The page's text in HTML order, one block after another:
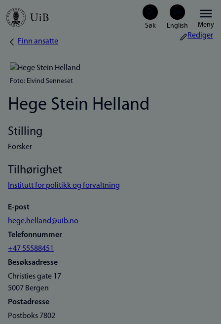
Hopp
Meny
Navigasjonssti
Finn ansatte
Rediger
Foto: Eivind Senneset
Hege Stein Helland
Stilling
Forsker
Tilhørighet
Institutt for politikk og forvaltning
E-post
hege.helland@uib.no
Telefonnummer
+47 55588451
Besøksadresse
Christies gate 17
5007 Bergen
Postadresse
Postboks 7802